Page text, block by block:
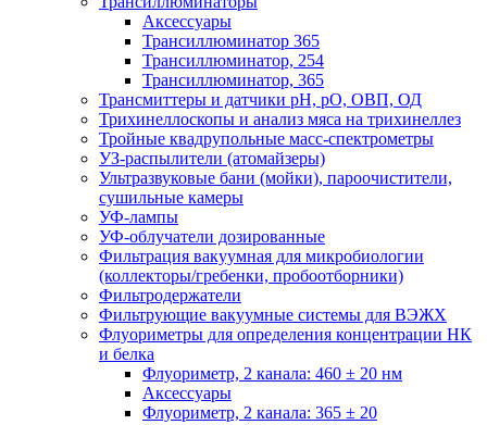
Аксессуары
Трансиллюминатор 365
Трансиллюминатор, 254
Трансиллюминатор, 365
Трансмиттеры и датчики рН, рО, ОВП, ОД
Трихинеллоскопы и анализ мяса на трихинеллез
Тройные квадрупольные масс-спектрометры
УЗ-распылители (атомайзеры)
Ультразвуковые бани (мойки), пароочистители,
сушильные камеры
УФ-лампы
УФ-облучатели дозированные
Фильтрация вакуумная для микробиологии
(коллекторы/гребенки, пробоотборники)
Фильтродержатели
Фильтрующие вакуумные системы для ВЭЖХ
Флуориметры для определения концентрации НК
и белка
Флуориметр, 2 канала: 460 ± 20 нм
Аксессуары
Флуориметр, 2 канала: 365 ± 20